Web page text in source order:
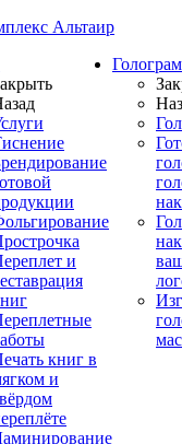
и
книг в
и